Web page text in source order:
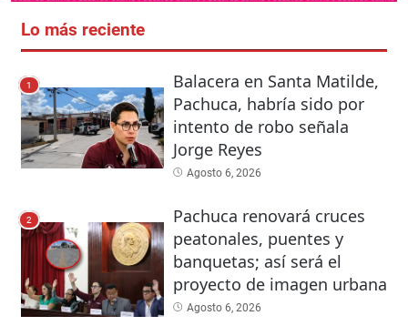
Lo más reciente
1
Balacera en Santa Matilde,
Pachuca, habría sido por
intento de robo señala
Jorge Reyes
Agosto 6, 2026
2
Pachuca renovará cruces
peatonales, puentes y
banquetas; así será el
proyecto de imagen urbana
Agosto 6, 2026